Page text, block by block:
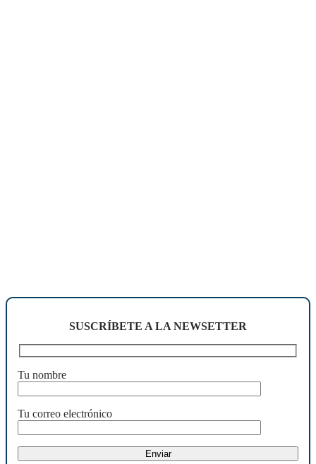
SUSCRÍBETE A LA NEWSETTER
Tu nombre
Tu correo electrónico